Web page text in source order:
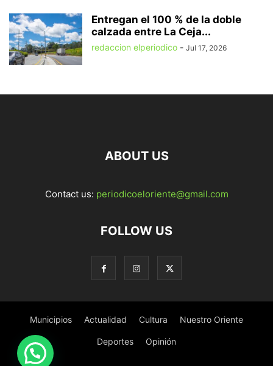
Entregan el 100 % de la doble
calzada entre La Ceja...
redaccion elperiodico - Jul 17, 2026
ABOUT US
Contact us: periodicoeloriente@gmail.com
FOLLOW US
Municipios Actualidad Cultura Nuestro Oriente
Deportes Opinión